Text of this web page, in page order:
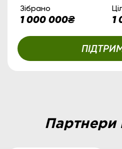
Зібрано
1 000 000₴ 1
Партнери